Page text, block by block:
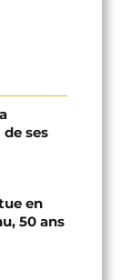
ses
en
50 ans